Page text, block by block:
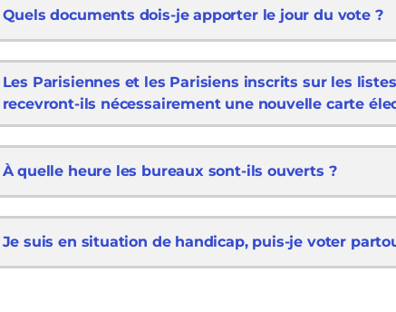
Quels documents dois-je apporter le jour du vote ?
Les Parisiennes et les Parisiens inscrits sur les
recevront-ils nécessairement une nouvelle carte
À quelle heure les bureaux sont-ils ouverts ?
Je suis en situation de handicap, puis-je voter